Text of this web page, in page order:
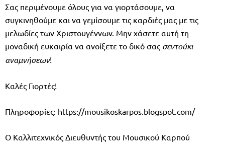
Σας περιμένουμε όλους για να γιορτάσουμε, να
συγκινηθούμε και να γεμίσουμε τις καρδιές μας με τις
μελωδίες των Χριστουγέννων. Μην χάσετε αυτή τη
μοναδική ευκαιρία να ανοίξετε το δικό σας σεντούκι
αναμνήσεων!
Καλές Γιορτές!
Πληροφορίες: https://mousikoskarpos.blogspot.com/
Ο Καλλιτεχνικός Διευθυντής του Μουσικού Καρπού